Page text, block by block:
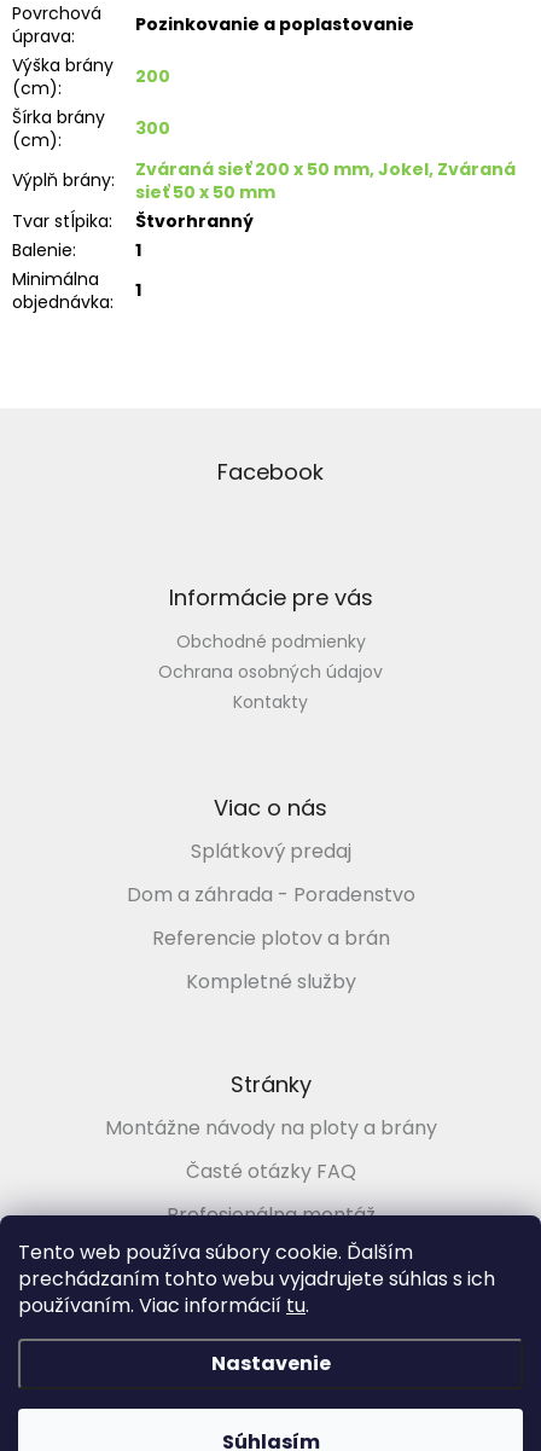
Tento web používa súbory cookie. Ďalším
prechádzaním tohto webu vyjadrujete súhlas s ich
používaním. Viac informácií tu.
Nastavenie
Súhlasím
Povrchová
úprava:
Pozinkovanie a poplastovanie
Výška brány
(cm):
200
Šírka brány
(cm): 300
Výplň brány:
Zváraná sieť 200 x 50 mm, Jokel, Zváraná
sieť 50 x 50 mm
Tvar stĺpika:
Štvorhranný
Balenie:
1
Minimálna
objednávka: 1
Facebook
Informácie pre vás
Obchodné podmienky
Ochrana osobných údajov
Kontakty
Viac o nás
Splátkový predaj
Dom a záhrada - Poradenstvo
Referencie plotov a brán
Kompletné služby
Stránky
Montážne návody na ploty a brány
Časté otázky FAQ
Profesionálna montáž
Poradenstvo zadarmo
Vytvoril Shoptet &
PLOTMARKET.sk, Ploty a brány pre každého